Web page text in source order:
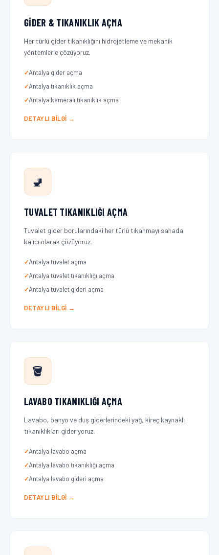
GIDER & TIKANIKLIK AÇMA
Her türlü gider tıkanıklığını hidrojetleme ve mekanik
yöntemlerle çözüyoruz.
Antalya gider açma
Antalya tıkanıklık açma
Antalya kameralı tıkanıklık açma
DETAYLI BILGI →
🚽
TUVALET TIKANIKLIĞI AÇMA
Tuvalet gider borularındaki her türlü tıkanmayı sahada
kalıcı olarak çözüyoruz.
Antalya tuvalet açma
Antalya tuvalet tıkanıklığı açma
Antalya tuvalet gideri açma
DETAYLI BILGI →
🪣
LAVABO TIKANIKLIĞI AÇMA
Lavabo, banyo ve duş giderlerindeki yağ, kireç kaynaklı
tıkanıklıkları gideriyoruz.
Antalya lavabo açma
Antalya lavabo tıkanıklığı açma
Antalya lavabo gideri açma
DETAYLI BILGI →